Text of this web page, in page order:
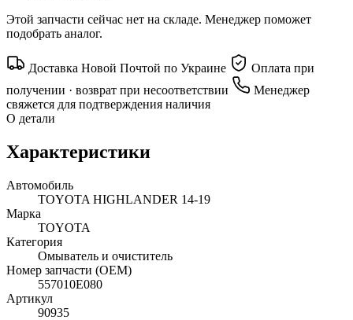
Этой запчасти сейчас нет на складе. Менеджер поможет
подобрать аналог.
Доставка Новой Почтой по Украине
Оплата при
получении · возврат при несоответствии
Менеджер
свяжется для подтверждения наличия
О детали
Характеристики
Автомобиль
TOYOTA HIGHLANDER 14-19
Марка
TOYOTA
Категория
Омыватель и очиститель
Номер запчасти (OEM)
557010E080
Артикул
90935